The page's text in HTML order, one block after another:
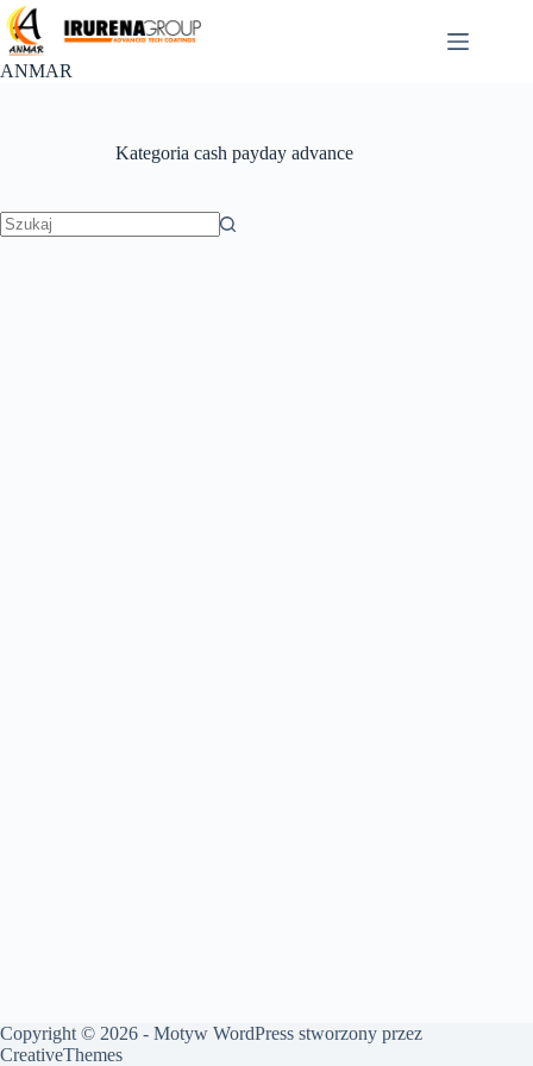
Przejdź
do
treści
ANMAR
Kategoria cash payday advance
Copyright © 2026 - Motyw WordPress stworzony przez
CreativeThemes